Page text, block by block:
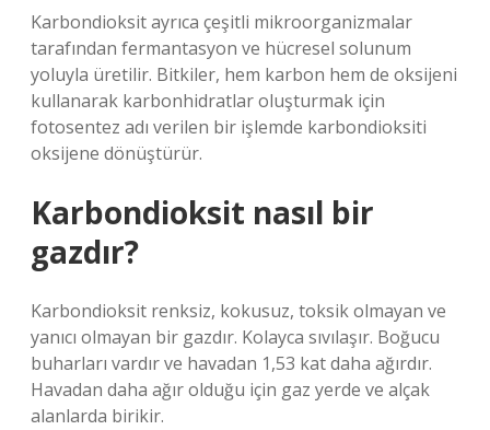
Karbondioksit ayrıca çeşitli mikroorganizmalar
tarafından fermantasyon ve hücresel solunum
yoluyla üretilir. Bitkiler, hem karbon hem de oksijeni
kullanarak karbonhidratlar oluşturmak için
fotosentez adı verilen bir işlemde karbondioksiti
oksijene dönüştürür.
Karbondioksit nasıl bir
gazdır?
Karbondioksit renksiz, kokusuz, toksik olmayan ve
yanıcı olmayan bir gazdır. Kolayca sıvılaşır. Boğucu
buharları vardır ve havadan 1,53 kat daha ağırdır.
Havadan daha ağır olduğu için gaz yerde ve alçak
alanlarda birikir.